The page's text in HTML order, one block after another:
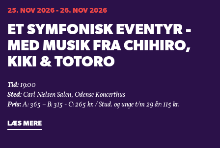
25. NOV 2026 - 26. NOV 2026
ET SYMFONISK EVENTYR -
MED MUSIK FRA CHIHIRO,
KIKI & TOTORO
Tid:19:00
Sted:Carl Nielsen Salen, Odense Koncerthus
Pris:A: 365 – B: 315 - C: 265 kr. / Stud. og unge t/m 29 år: 115 kr.
LÆS MERE